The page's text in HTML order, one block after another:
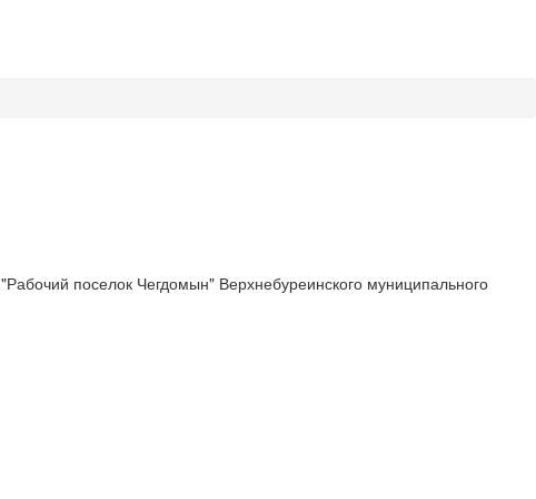
поселок Чегдомын" Верхнебуреинского муниципального